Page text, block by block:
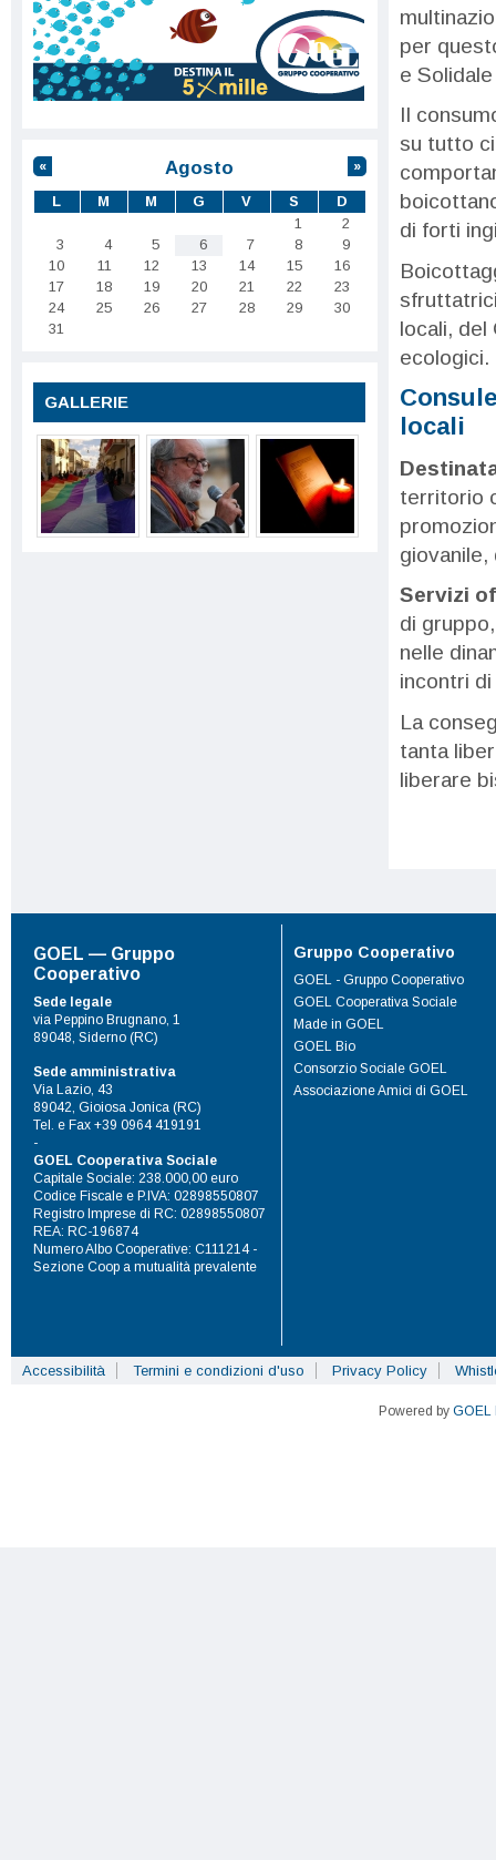
per
e
Il
su tutto
di forti
locali,
ecologici.
locali
territorio
giovanile,
Servizi
di
nelle
incontri
La
tanta
liberare
Agosto
« »
L M M G V S
D
1
2
3
4 5 6 7 8
9
10
11 12 13 14 15
16
17
18 19 20 21 22
23
24
25 26 27 28 29
30
31
GALLERIE
GOEL — Gruppo
Cooperativo
Sede legale
via Peppino Brugnano, 1
89048, Siderno (RC)
Sede amministrativa
Via Lazio, 43
89042, Gioiosa Jonica (RC)
Tel. e Fax +39 0964 419191
-
GOEL Cooperativa Sociale
Capitale Sociale: 238.000,00 euro
Codice Fiscale e P.IVA: 02898550807
Registro Imprese di RC: 02898550807
REA: RC-196874
Numero Albo Cooperative: C111214 -
Sezione Coop a mutualità prevalente
Gruppo Cooperativo
GOEL - Gruppo Cooperativo
GOEL Cooperativa Sociale
Made in GOEL
GOEL Bio
Consorzio Sociale GOEL
Associazione Amici di GOEL
Accessibilità Termini e condizioni d'uso Privacy Policy
Powered by GOEL